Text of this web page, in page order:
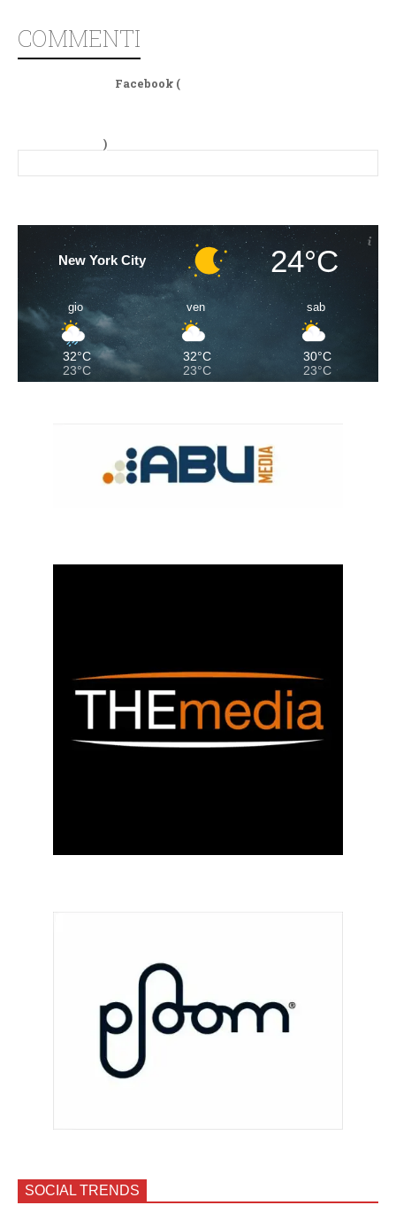
COMMENTI
Facebook (
)
New York City 24°C
gio
32°C
23°C
ven
32°C
23°C
sab
30°C
23°C
SOCIAL TRENDS